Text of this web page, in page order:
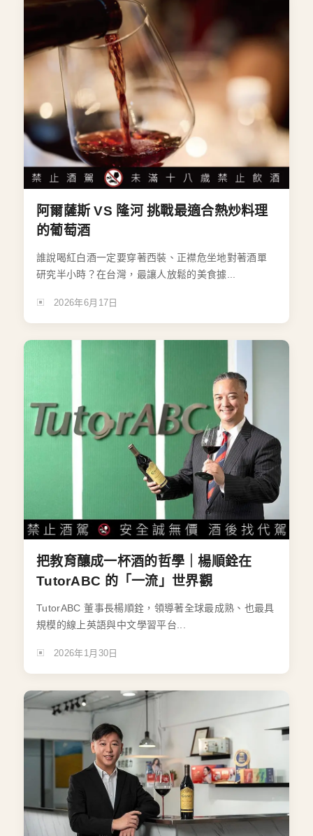
阿爾薩斯 VS 隆河 挑戰最適合熱炒料理
的葡萄酒
誰說喝紅白酒一定要穿著西裝、正襟危坐地對著酒單
研究半小時？在台灣，最讓人放鬆的美食據...
2026年6月17日
把教育釀成一杯酒的哲學｜楊順銓在
TutorABC 的「一流」世界觀
TutorABC 董事長楊順銓，領導著全球最成熟、也最具
規模的線上英語與中文學習平台...
2026年1月30日